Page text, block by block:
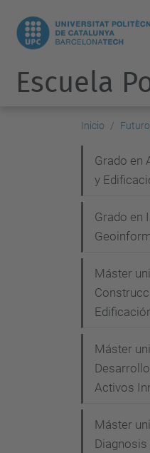
Escuela
Inicio
g
i
Grado en
y
Grado en
Máster
Máster
Activos
Máster
Diagnosis